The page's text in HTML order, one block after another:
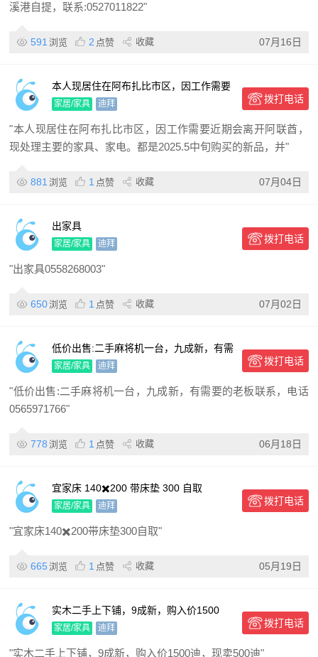
溪港自提，联系:0527011822"
591 浏览 2 点赞 收藏 07月16日
本人现居住在阿布扎比市区，因工作需要
近期会离开阿联酋，现处理主要的家具、
家电
家居/家具 迪拜 拨打电话
"本人现居住在阿布扎比市区，因工作需要近期会离开阿联酋，
现处理主要的家具、家电。都是2025.5中旬购买的新品，并"
881 浏览 1 点赞 收藏 07月04日
出家具
家居/家具 迪拜 拨打电话
"出家具0558268003"
650浏览 1 点赞 收藏 07月02日
低价出售:二手麻将机一台，九成新，有需
要的老板联系
家居/家具 迪拜 拨打电话
"低价出售:二手麻将机一台，九成新，有需要的老板联系，电话
0565971766"
778 浏览 1 点赞 收藏 06月18日
宜家床 140✖️200 带床垫 300 自取
家居/家具 迪拜 拨打电话
"宜家床140✖️200带床垫300自取"
665 浏览 1 点赞 收藏 05月19日
实木二手上下铺，9成新，购入价1500
迪，现卖500迪
家居/家具 迪拜 拨打电话
"实木二手上下铺，9成新，购入价1500迪，现卖500迪"